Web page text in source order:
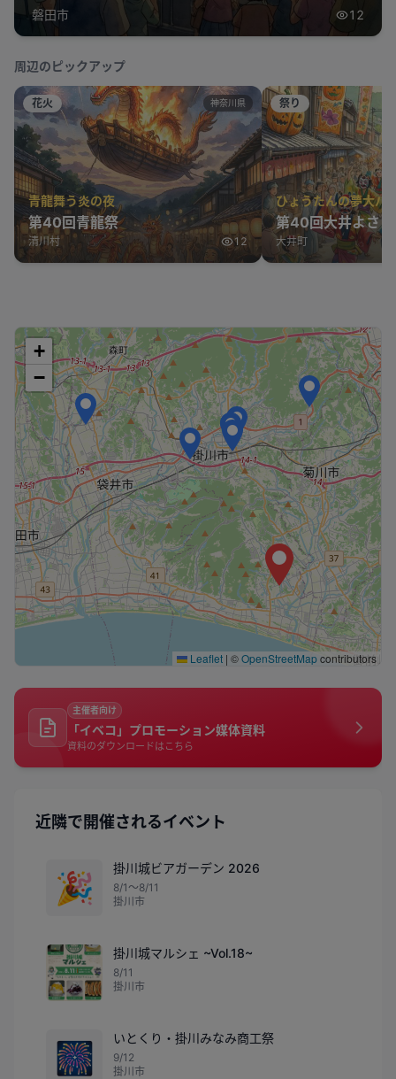
磐田市 12
周辺のピックアップ
花火 神奈川県
青龍舞う炎の夜
第40回青龍祭
清川村 12
祭り
ひょうたんの夢大パ
第40回大井よさ
大井町
+
−
Leaflet | ©OpenStreetMapcontributors
主催者向け
「イベコ」プロモーション媒体資料
資料のダウンロードはこちら
近隣で開催されるイベント
🎉
掛川城ビアガーデン 2026
8/1〜8/11
掛川市
掛川城マルシェ ~Vol.18~
8/11
掛川市
🎆
いとくり・掛川みなみ商工祭
9/12
掛川市